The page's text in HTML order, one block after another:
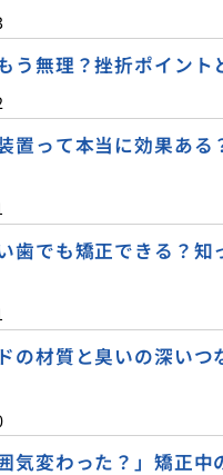
う無理？挫折ポイント
置って本当に効果ある
歯でも矯正できる？知
の材質と臭いの深いつ
気変わった？」矯正